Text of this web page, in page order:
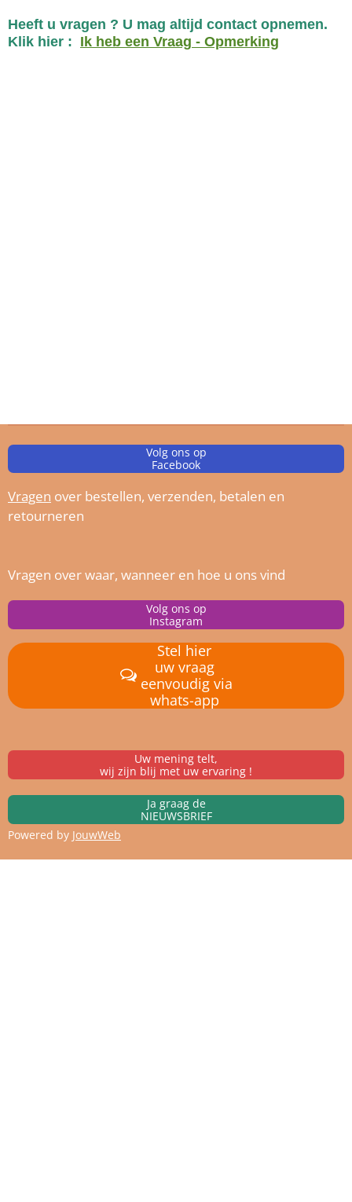
Heeft u vragen ? U mag altijd contact opnemen.
Klik hier : Ik heb een Vraag - Opmerking
Volg ons op
Facebook
Vragen over bestellen, verzenden, betalen en
retourneren
Vragen over waar, wanneer en hoe u ons vind
Volg ons op
Instagram
Stel hier
uw vraag
eenvoudig via
whats-app
Uw mening telt,
wij zijn blij met uw ervaring !
Ja graag de
NIEUWSBRIEF
Powered by JouwWeb